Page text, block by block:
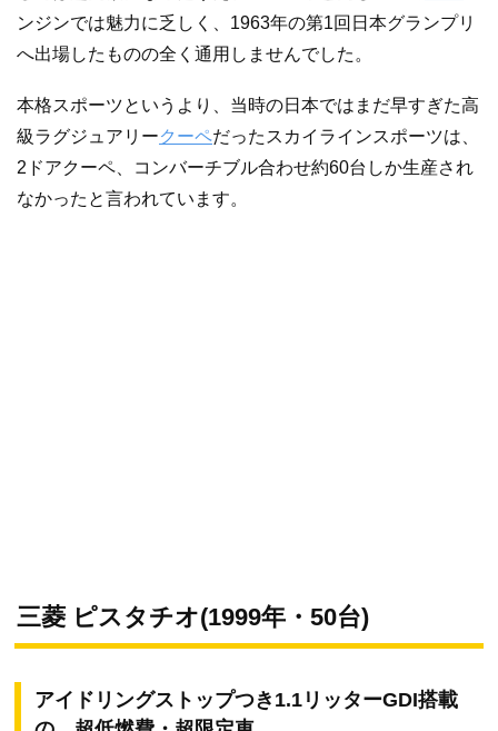
ンジンでは魅力に乏しく、1963年の第1回日本グランプリ
へ出場したものの全く通用しませんでした。
本格スポーツというより、当時の日本ではまだ早すぎた高
級ラグジュアリークーペだったスカイラインスポーツは、
2ドアクーペ、コンバーチブル合わせ約60台しか生産され
なかったと言われています。
三菱 ピスタチオ(1999年・50台)
アイドリングストップつき1.1リッターGDI搭載